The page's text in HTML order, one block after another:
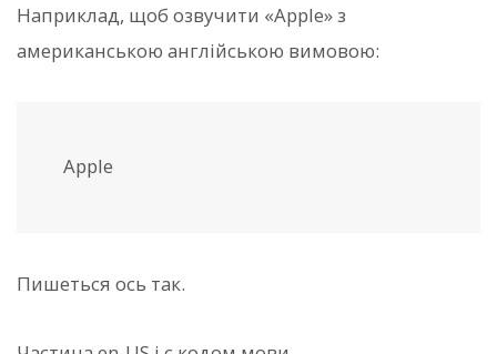
Наприклад, щоб озвучити «Apple» з
американською англійською вимовою:
Apple
Пишеться ось так.